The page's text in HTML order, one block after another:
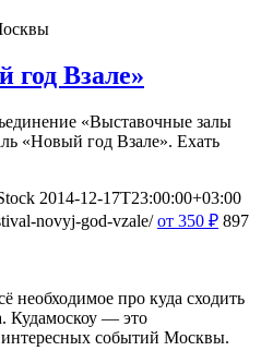
год Взале»
«Выставочные залы
«Новый год Взале». Ехать
2014-12-17T23:00:00+03:00
novyj-god-vzale/ от 350 ₽ 897
необходимое про куда сходить
Кудамоскоу — это
событий Москвы.